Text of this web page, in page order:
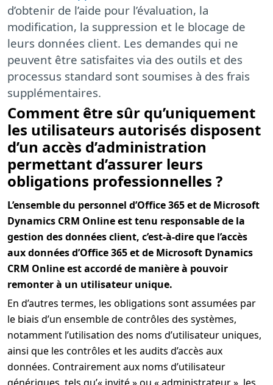
d’obtenir de l’aide pour l’évaluation, la
modification, la suppression et le blocage de
leurs données client. Les demandes qui ne
peuvent être satisfaites via des outils et des
processus standard sont soumises à des frais
supplémentaires.
Comment être sûr qu’uniquement
les utilisateurs autorisés disposent
d’un accès d’administration
permettant d’assurer leurs
obligations professionnelles ?
L’ensemble du personnel d’Office 365 et de Microsoft
Dynamics CRM Online est tenu responsable de la
gestion des données client, c’est-à-dire que l’accès
aux données d’Office 365 et de Microsoft Dynamics
CRM Online est accordé de manière à pouvoir
remonter à un utilisateur unique.
En d’autres termes, les obligations sont assumées par
le biais d’un ensemble de contrôles des systèmes,
notamment l’utilisation des noms d’utilisateur uniques,
ainsi que les contrôles et les audits d’accès aux
données. Contrairement aux noms d’utilisateur